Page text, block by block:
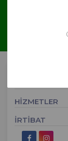
Yeni ve
HİZMETLER
İRTİBAT